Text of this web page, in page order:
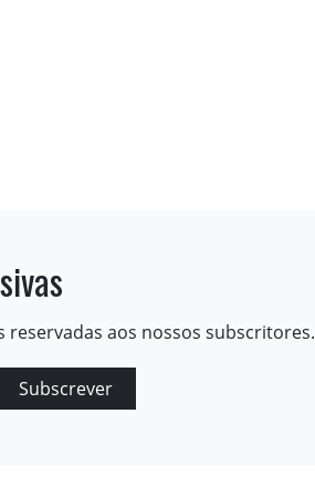
aos nossos subscritores.
Subscrever